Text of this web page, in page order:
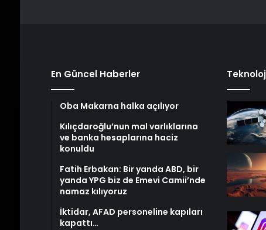
En Güncel Haberler
Oba Makarna halka açılıyor
Kılıçdaroğlu’nun mal varlıklarına
ve banka hesaplarına haciz
konuldu
Fatih Erbakan: Bir yanda ABD, bir
yanda YPG biz de Emevi Camii’nde
namaz kılıyoruz
İktidar, AFAD personeline kapıları
kapattı…